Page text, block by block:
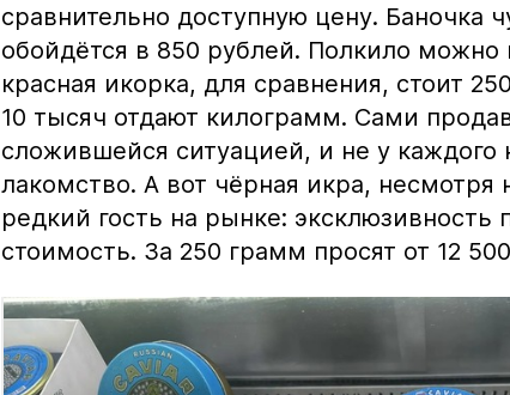
сравнительно доступную цену. Баночка
обойдётся в 850 рублей. Полкило можно
красная икорка, для сравнения, стоит
10 тысяч отдают килограмм. Сами
сложившейся ситуацией, и не у каждого
лакомство. А вот чёрная икра, несмотря
редкий гость на рынке: эксклюзивность
стоимость. За 250 грамм просят от 12